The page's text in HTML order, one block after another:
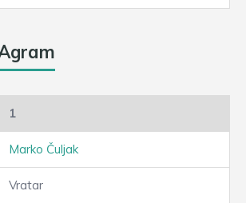
1
Marko Čuljak
Vratar